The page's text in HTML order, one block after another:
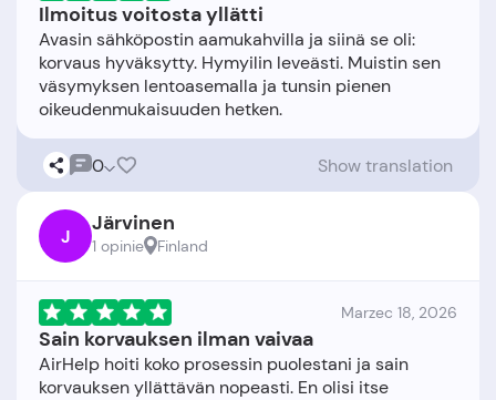
Ilmoitus voitosta yllätti
Avasin sähköpostin aamukahvilla ja siinä se oli:
korvaus hyväksytty. Hymyilin leveästi. Muistin sen
väsymyksen lentoasemalla ja tunsin pienen
0 Show translation
J Järvinen
1 opinie Finland
Marzec 18, 2026
Sain korvauksen ilman vaivaa
AirHelp hoiti koko prosessin puolestani ja sain
korvauksen yllättävän nopeasti. En olisi itse